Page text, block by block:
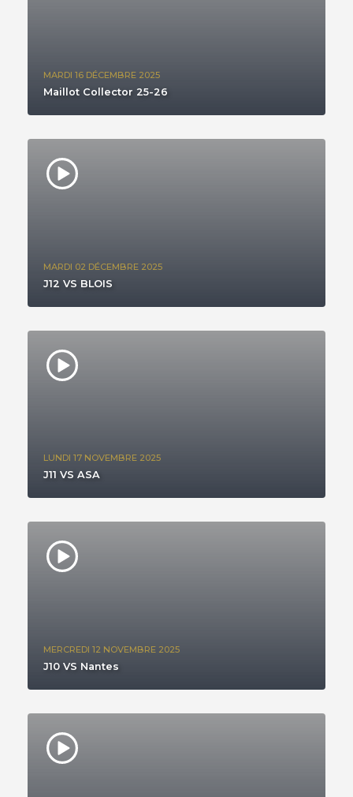
MARDI 16 DÉCEMBRE 2025
Maillot Collector 25-26
MARDI 02 DÉCEMBRE 2025
J12 VS BLOIS
LUNDI 17 NOVEMBRE 2025
J11 VS ASA
MERCREDI 12 NOVEMBRE 2025
J10 VS Nantes